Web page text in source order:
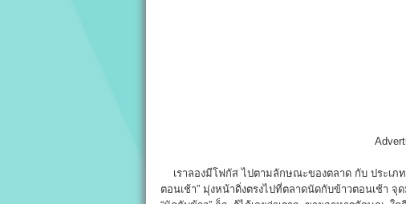
เราลองมีโฟกัส ไปตามลักษณะของตลาด กับ ประเภท
ตอนเช้า” มุ่งหน้าดิ่งตรงไปที่ตลาดนัดกับข้าวตอนเช้า จุ